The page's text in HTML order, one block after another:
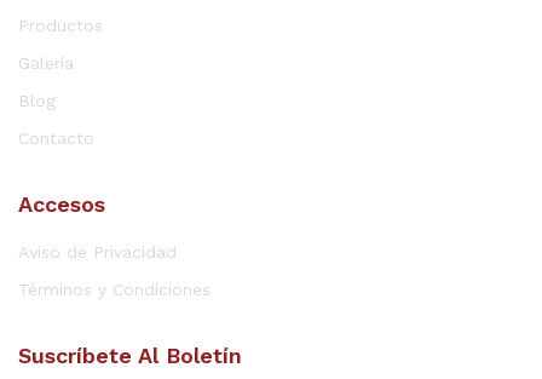
Productos
Galería
Blog
Contacto
Accesos
Aviso de Privacidad
Términos y Condiciones
Suscríbete Al Boletín